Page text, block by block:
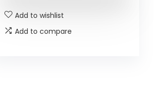
Add to wishlist
Add to compare